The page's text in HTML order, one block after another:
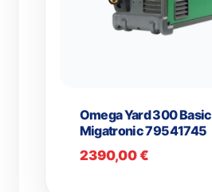
Omega Yard 300 Basic
Migatronic 79541745
2390,00€